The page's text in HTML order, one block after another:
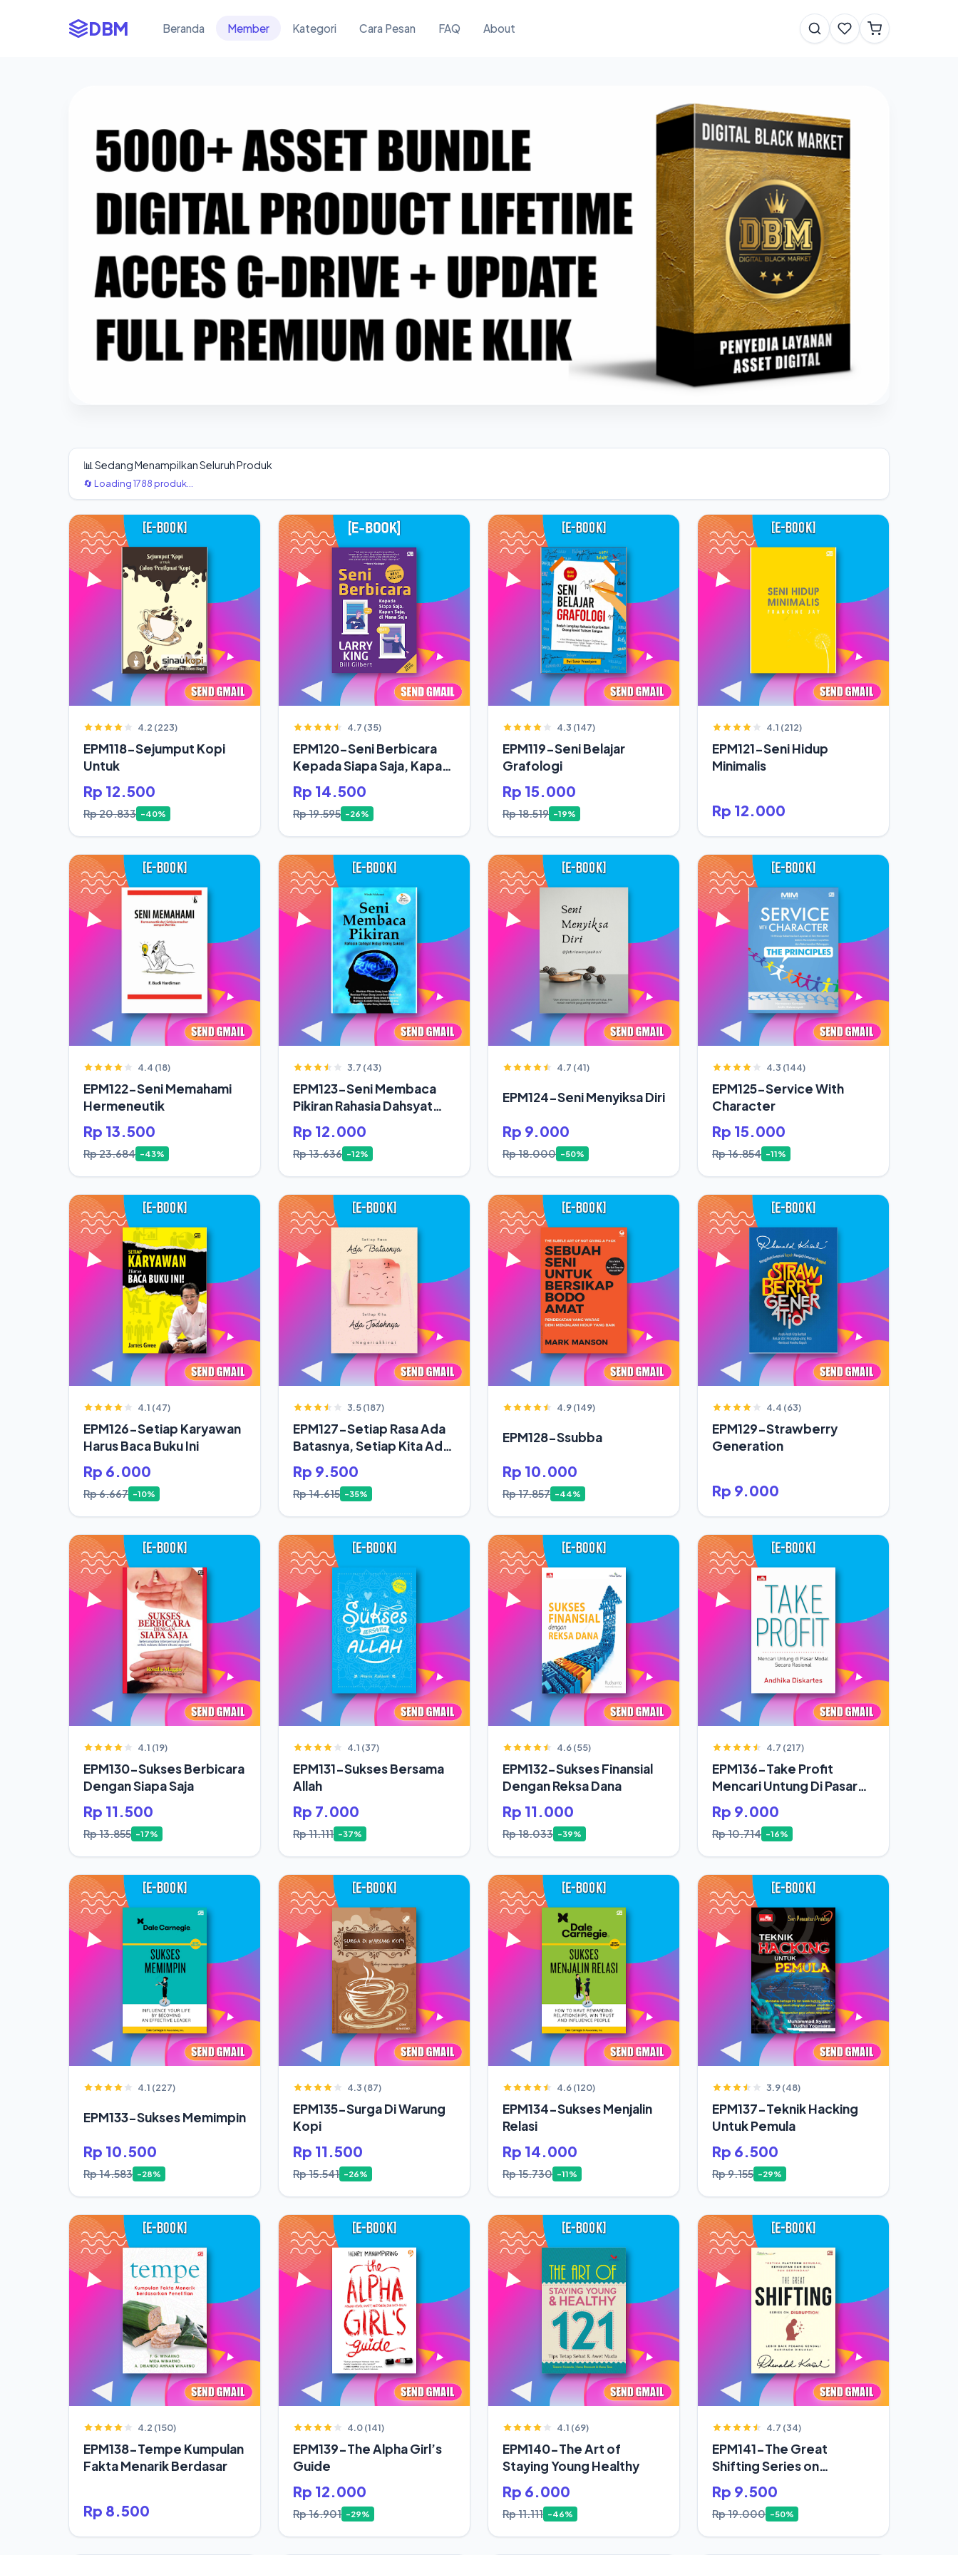
DBM Beranda Member Kategori Cara Pesan FAQ About
📊 Sedang Menampilkan Seluruh Produk
🔄 Loading 1788 produk...
4.2 (223)
EPM118-Sejumput Kopi
Untuk
Rp 12.500
Rp 20.833 -40%
4.7 (35)
EPM120-Seni Berbicara
Kepada Siapa Saja, Kapan
Saja
Rp 14.500
Rp 19.595 -26%
4.3 (147)
EPM119-Seni Belajar
Grafologi
Rp 15.000
Rp 18.519 -19%
4.1 (212)
EPM121-Seni Hidup
Minimalis
Rp 12.000
4.4 (18)
EPM122-Seni Memahami
Hermeneutik
Rp 13.500
Rp 23.684 -43%
3.7 (43)
EPM123-Seni Membaca
Pikiran Rahasia Dahsyat
Hidup Orang Sukses
Rp 12.000
Rp 13.636 -12%
4.7 (41)
EPM124-Seni Menyiksa Diri
Rp 9.000
Rp 18.000 -50%
4.3 (144)
EPM125-Service With
Character
Rp 15.000
Rp 16.854 -11%
4.1 (47)
EPM126-Setiap Karyawan
Harus Baca Buku Ini
Rp 6.000
Rp 6.667 -10%
3.5 (187)
EPM127-Setiap Rasa Ada
Batasnya, Setiap Kita Ada
Jodoh
Rp 9.500
Rp 14.615 -35%
4.9 (149)
EPM128-Ssubba
Rp 10.000
Rp 17.857 -44%
4.4 (63)
EPM129-Strawberry
Generation
Rp 9.000
4.1 (19)
EPM130-Sukses Berbicara
Dengan Siapa Saja
Rp 11.500
Rp 13.855 -17%
4.1 (37)
EPM131-Sukses Bersama
Allah
Rp 7.000
Rp 11.111 -37%
4.6 (55)
EPM132-Sukses Finansial
Dengan Reksa Dana
Rp 11.000
Rp 18.033 -39%
4.7 (217)
EPM136-Take Profit
Mencari Untung Di Pasar
Modal Secara Rasional
Rp 9.000
Rp 10.714 -16%
4.1 (227)
EPM133-Sukses Memimpin
Rp 10.500
Rp 14.583 -28%
4.3 (87)
EPM135-Surga Di Warung
Kopi
Rp 11.500
Rp 15.541 -26%
4.6 (120)
EPM134-Sukses Menjalin
Relasi
Rp 14.000
Rp 15.730 -11%
3.9 (48)
EPM137-Teknik Hacking
Untuk Pemula
Rp 6.500
Rp 9.155 -29%
4.2 (150)
EPM138-Tempe Kumpulan
Fakta Menarik Berdasar
Rp 8.500
4.0 (141)
EPM139-The Alpha Girl’s
Guide
Rp 12.000
Rp 16.901 -29%
4.1 (69)
EPM140-The Art of
Staying Young Healthy
Rp 6.000
Rp 11.111 -46%
4.7 (34)
EPM141-The Great
Shifting Series on
Disruption
Rp 9.500
Rp 19.000 -50%